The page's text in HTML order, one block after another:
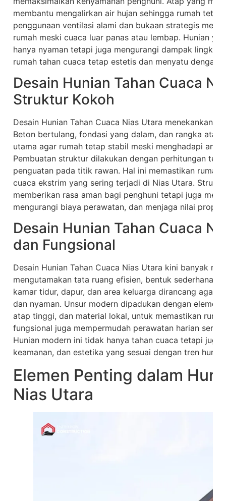
membantu mengalirkan air hujan sehingga rumah
penggunaan ventilasi alami dan bukaan strategis
rumah meski cuaca luar panas atau lembap. Hunian
hanya nyaman tetapi juga mengurangi dampak
rumah tahan cuaca tetap estetis dan menyatu dengan
Desain Hunian Tahan Cuaca
Struktur Kokoh
Desain Hunian Tahan Cuaca Nias Utara menekankan
Beton bertulang, fondasi yang dalam, dan rangka
utama agar rumah tetap stabil meski menghadapi
Pembuatan struktur dilakukan dengan perhitungan
penguatan pada titik rawan. Hal ini memastikan rumah
cuaca ekstrim yang sering terjadi di Nias Utara.
memberikan rasa aman bagi penghuni tetapi juga
mengurangi biaya perawatan, dan menjaga nilai
Desain Hunian Tahan Cuaca
dan Fungsional
Desain Hunian Tahan Cuaca Nias Utara kini banyak
mengutamakan tata ruang efisien, bentuk sederhana,
kamar tidur, dapur, dan area keluarga dirancang agar
dan nyaman. Unsur modern dipadukan dengan
atap tinggi, dan material lokal, untuk memastikan
fungsional juga mempermudah perawatan harian
Hunian modern ini tidak hanya tahan cuaca tetapi juga
keamanan, dan estetika yang sesuai dengan tren
Elemen Penting dalam
Nias Utara